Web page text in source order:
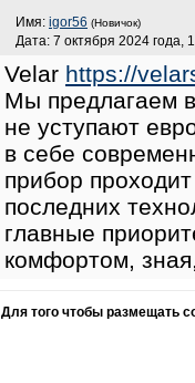
Имя: igor56 (Новичок)
Дата: 7 октября 2024 года,
Velar https://
Мы предлагаем
не уступают
в себе
прибор
последних
главные
комфортом,
Для того чтобы размещать